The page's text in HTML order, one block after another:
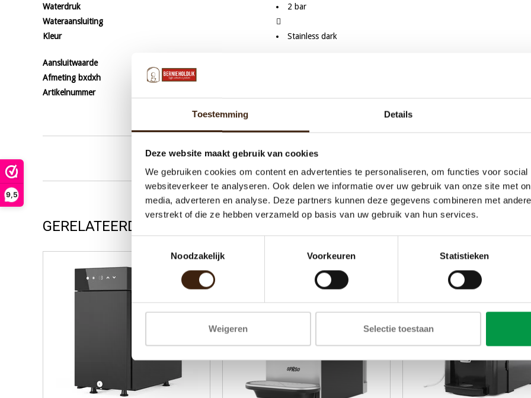
Toestemming Details
Deze website maakt gebruik van cookies
We gebruiken cookies om content en advertenties te personaliseren, om functies voor
websiteverkeer te analyseren. Ook delen we informatie over uw gebruik van onze site met
media, adverteren en analyse. Deze partners kunnen deze gegevens combineren met
verstrekt of die ze hebben verzameld op basis van uw gebruik van hun services.
Noodzakelijk
Voorkeuren Statistieken
Weigeren Selectie toestaan
9,5
Waterdruk
2 bar
Wateraansluiting
Kleur
Stainless dark
Aansluitwaarde
Afmeting bxdxh
330x570x660 mm
Artikelnummer
GERELATEERDE PRODUCTEN